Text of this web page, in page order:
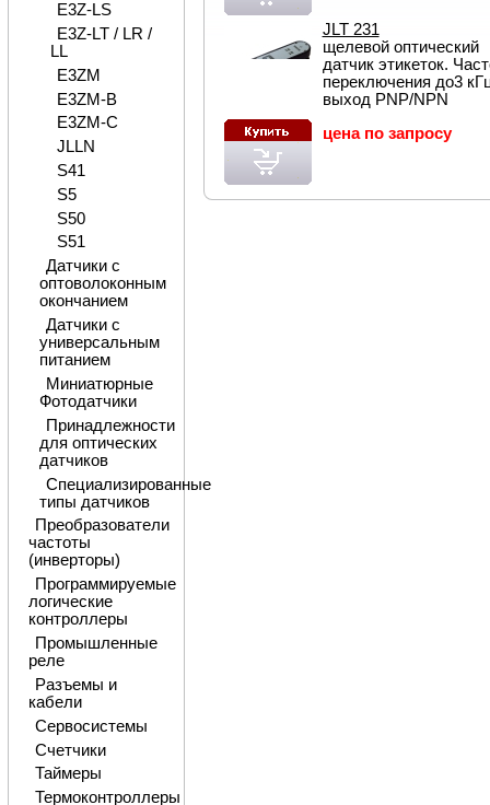
JLT 231
щелевой оптический
датчик этикеток.
переключения до3
выход PNP/NPN
цена по запросу
E3Z-LS
E3Z-LT / LR /
LL
E3ZM
E3ZM-B
E3ZM-C
JLLN
S41
S5
S50
S51
Датчики с
оптоволоконным
окончанием
Датчики с
универсальным
питанием
Миниатюрные
Фотодатчики
Принадлежности
для оптических
датчиков
Специализированные
типы датчиков
Преобразователи
частоты
(инверторы)
Программируемые
логические
контроллеры
Промышленные
реле
Разъемы и
кабели
Сервосистемы
Счетчики
Таймеры
Термоконтроллеры